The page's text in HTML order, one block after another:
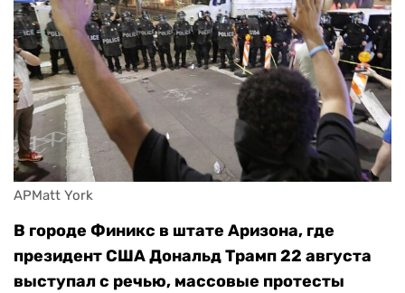
APMatt York
В городе Финикс в штате Аризона, где
президент США Дональд Трамп 22 августа
выступал с речью, массовые протесты